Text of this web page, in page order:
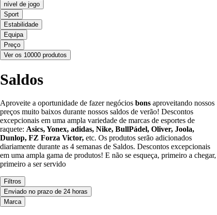
nível de jogo
Sport
Estabilidade
Equipa
Preço
Ver os 10000 produtos
Saldos
Aproveite a oportunidade de fazer negócios bons aproveitando nossos
preços muito baixos durante nossos saldos de verão! Descontos
excepcionais em uma ampla variedade de marcas de esportes de
raquete: Asics, Yonex, adidas, Nike, BullPádel, Oliver, Joola,
Dunlop, FZ Forza Victor, etc. Os produtos serão adicionados
diariamente durante as 4 semanas de Saldos. Descontos excepcionais
em uma ampla gama de produtos! E não se esqueça, primeiro a chegar,
primeiro a ser servido
Filtros
Enviado no prazo de 24 horas
Marca